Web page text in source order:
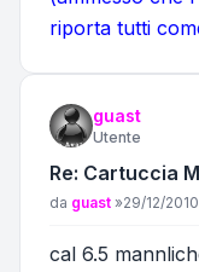
riporta tutti
guast
Utente
Re: Cartuccia
Messaggio
da guast »29/12/
cal 6.5